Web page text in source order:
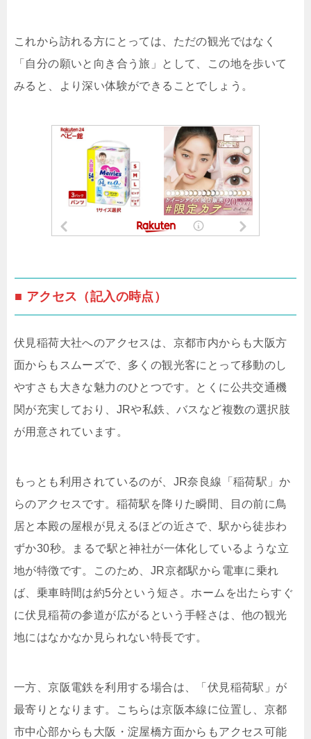
これから訪れる方にとっては、ただの観光ではなく
「自分の願いと向き合う旅」として、この地を歩いて
みると、より深い体験ができることでしょう。
■ アクセス（記入の時点）
伏見稲荷大社へのアクセスは、京都市内からも大阪方
面からもスムーズで、多くの観光客にとって移動のし
やすさも大きな魅力のひとつです。とくに公共交通機
関が充実しており、JRや私鉄、バスなど複数の選択肢
が用意されています。
もっとも利用されているのが、JR奈良線「稲荷駅」か
らのアクセスです。稲荷駅を降りた瞬間、目の前に鳥
居と本殿の屋根が見えるほどの近さで、駅から徒歩わ
ずか30秒。まるで駅と神社が一体化しているような立
地が特徴です。このため、JR京都駅から電車に乗れ
ば、乗車時間は約5分という短さ。ホームを出たらすぐ
に伏見稲荷の参道が広がるという手軽さは、他の観光
地にはなかなか見られない特長です。
一方、京阪電鉄を利用する場合は、「伏見稲荷駅」が
最寄りとなります。こちらは京阪本線に位置し、京都
市中心部からも大阪・淀屋橋方面からもアクセス可能